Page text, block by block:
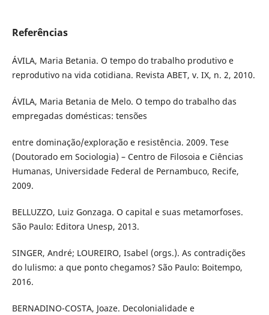
Referências
ÁVILA, Maria Betania. O tempo do trabalho produtivo e
reprodutivo na vida cotidiana. Revista ABET, v. IX, n. 2, 2010.
ÁVILA, Maria Betania de Melo. O tempo do trabalho das
empregadas domésticas: tensões
entre dominação/exploração e resistência. 2009. Tese
(Doutorado em Sociologia) – Centro de Filosoia e Ciências
Humanas, Universidade Federal de Pernambuco, Recife,
2009.
BELLUZZO, Luiz Gonzaga. O capital e suas metamorfoses.
São Paulo: Editora Unesp, 2013.
SINGER, André; LOUREIRO, Isabel (orgs.). As contradições
do lulismo: a que ponto chegamos? São Paulo: Boitempo,
2016.
BERNADINO-COSTA, Joaze. Decolonialidade e